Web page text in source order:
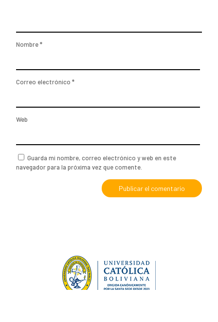
Nombre*
Correo electrónico *
Web
Guarda mi nombre, correo electrónico y web en este
navegador para la próxima vez que comente.